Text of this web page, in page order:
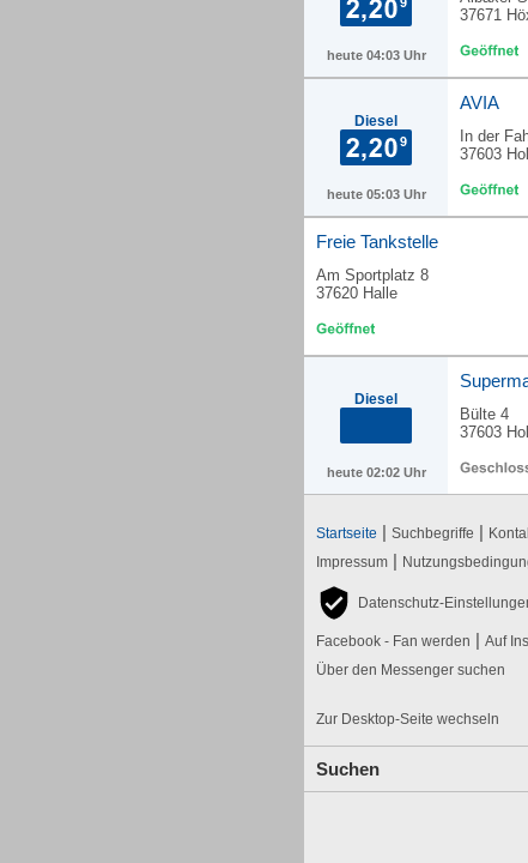
heute 04:03 Uhr
37671
Diesel
heute 05:03 Uhr
AVIA
In der
37603
Freie Tankstelle
Am Sportplatz 8
37620 Halle
Diesel
heute 02:02 Uhr
Bülte 4
37603
Startseite | Suchbegriffe |
Impressum |
Datenschutz-
Facebook - Fan werden | Auf
Über den Messenger suchen
Zur Desktop-Seite wechseln
Suchen